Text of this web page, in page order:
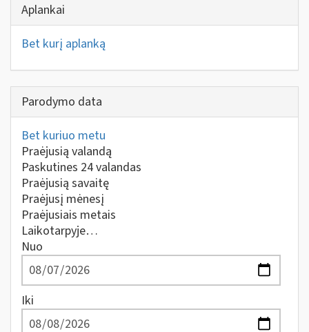
Aplankai
Bet kurį aplanką
Parodymo data
Bet kuriuo metu
Praėjusią valandą
Paskutines 24 valandas
Praėjusią savaitę
Praėjusį mėnesį
Praėjusiais metais
Laikotarpyje…
Nuo
Iki